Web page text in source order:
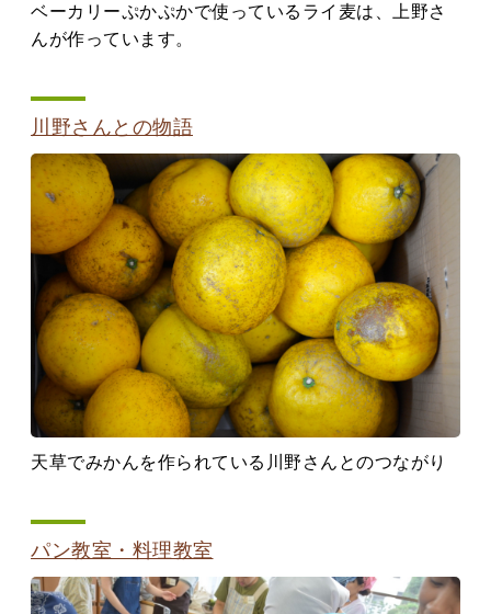
ベーカリーぷかぷかで使っているライ麦は、上野さ
んが作っています。
川野さんとの物語
天草でみかんを作られている川野さんとのつながり
パン教室・料理教室